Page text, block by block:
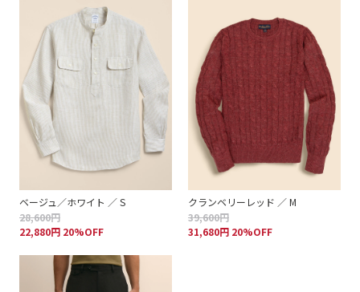
ベージュ／ホワイト ／ S
28,600円
22,880円 20%OFF
クランベリーレッド ／ M
39,600円
31,680円 20%OFF